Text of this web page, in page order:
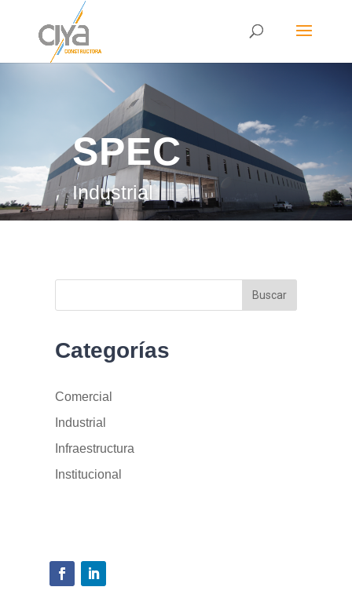
SPEC
Industrial
Categorías
Comercial
Industrial
Infraestructura
Institucional